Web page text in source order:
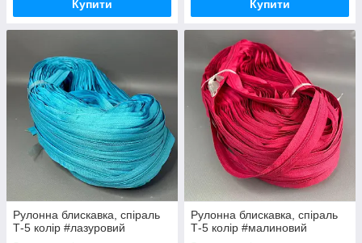
Купити Купити
Рулонна блискавка, спіраль
Т-5 колір #лазуровий
Рулонна блискавка, спіраль
Т-5 колір #малиновий